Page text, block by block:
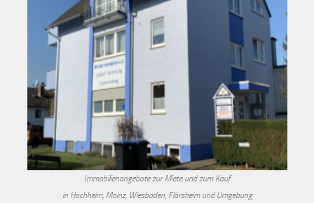
Immobilienangebote zur Miete und zum Kauf
in Hochheim, Mainz, Wiesbaden, Flörsheim und Umgebung